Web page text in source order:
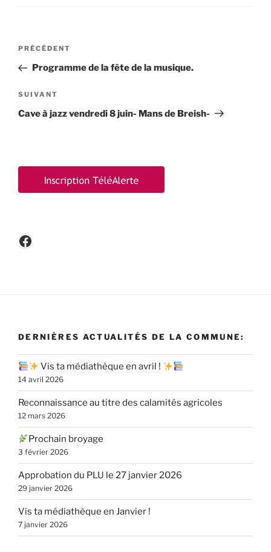
Navigation
l’article
Article
précédent
PRÉCÉDENT
Programme de la fête de la musique.
Article
suivant
SUIVANT
Cave à jazz vendredi 8 juin- Mans de Breish-
Facebook
DERNIÈRES ACTUALITÉS DE LA COMMUNE:
Vis ta médiathèque en avril !
14 avril 2026
Reconnaissance au titre des calamités agricoles
12 mars 2026
Prochain broyage
3 février 2026
Approbation du PLU le 27 janvier 2026
29 janvier 2026
Vis ta médiathèque en Janvier !
7 janvier 2026